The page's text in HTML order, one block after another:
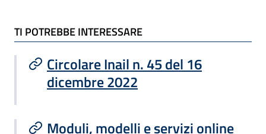
TI POTREBBE INTERESSARE
TI POTREBBE INTERESSARE
Circolare Inail n. 45 del 16
dicembre 2022
Moduli, modelli e servizi online